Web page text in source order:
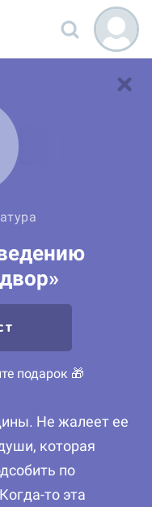
подарок 🎁
Не жалеет ее
которая
по
то эта